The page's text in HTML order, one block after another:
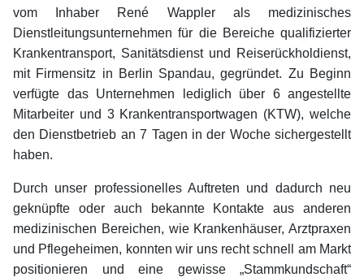
vom Inhaber René Wappler als medizinisches
Dienstleitungsunternehmen für die Bereiche qualifizierter
Krankentransport, Sanitätsdienst und Reiserückholdienst,
mit Firmensitz in Berlin Spandau, gegründet. Zu Beginn
verfügte das Unternehmen lediglich über 6 angestellte
Mitarbeiter und 3 Krankentransportwagen (KTW), welche
den Dienstbetrieb an 7 Tagen in der Woche sichergestellt
haben.
Durch unser professionelles Auftreten und dadurch neu
geknüpfte oder auch bekannte Kontakte aus anderen
medizinischen Bereichen, wie Krankenhäuser, Arztpraxen
und Pflegeheimen, konnten wir uns recht schnell am Markt
positionieren und eine gewisse „Stammkundschaft“